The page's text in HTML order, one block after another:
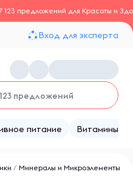
123 предложений для Красоты и
Вход для эксперта
питание Витамины
/ Минералы и Микроэлементы